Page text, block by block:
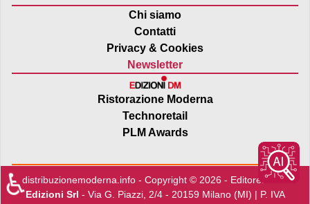
Chi siamo
Contatti
Privacy & Cookies
Newsletter
Ristorazione Moderna
Technoretail
PLM Awards
distribuzionemoderna.info - Copyright © 2026 - Editore:Edra
Edizioni Srl - Via G. Piazzi, 2/4 - 20159 Milano (MI) | P. IVA